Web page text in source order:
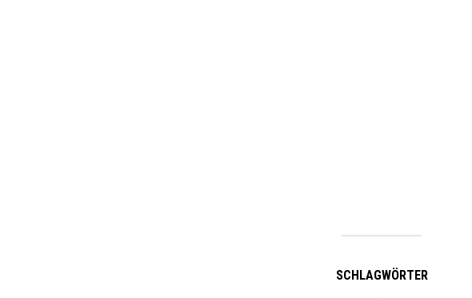
SCHLAGWÖRTER